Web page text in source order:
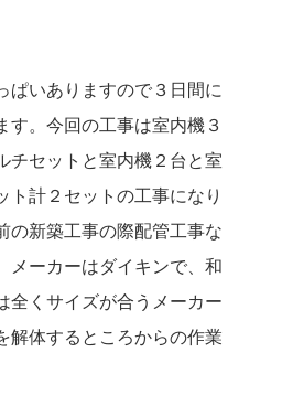
ぱいありますので３日間に
す。今回の工事は室内機３
チセットと室内機２台と室
ト計２セットの工事になり
の新築工事の際配管工事な
メーカーはダイキンで、和
全くサイズが合うメーカー
解体するところからの作業